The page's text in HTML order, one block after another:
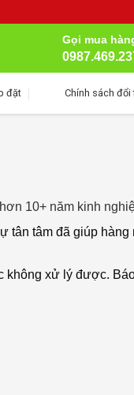
Gọi mua
đặt Chính sách đổi
10+ năm kinh
tân tâm đã giúp hàng
xử lý được.